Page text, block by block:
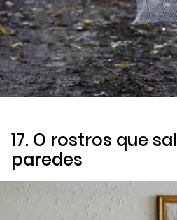
17. O rostros que
paredes